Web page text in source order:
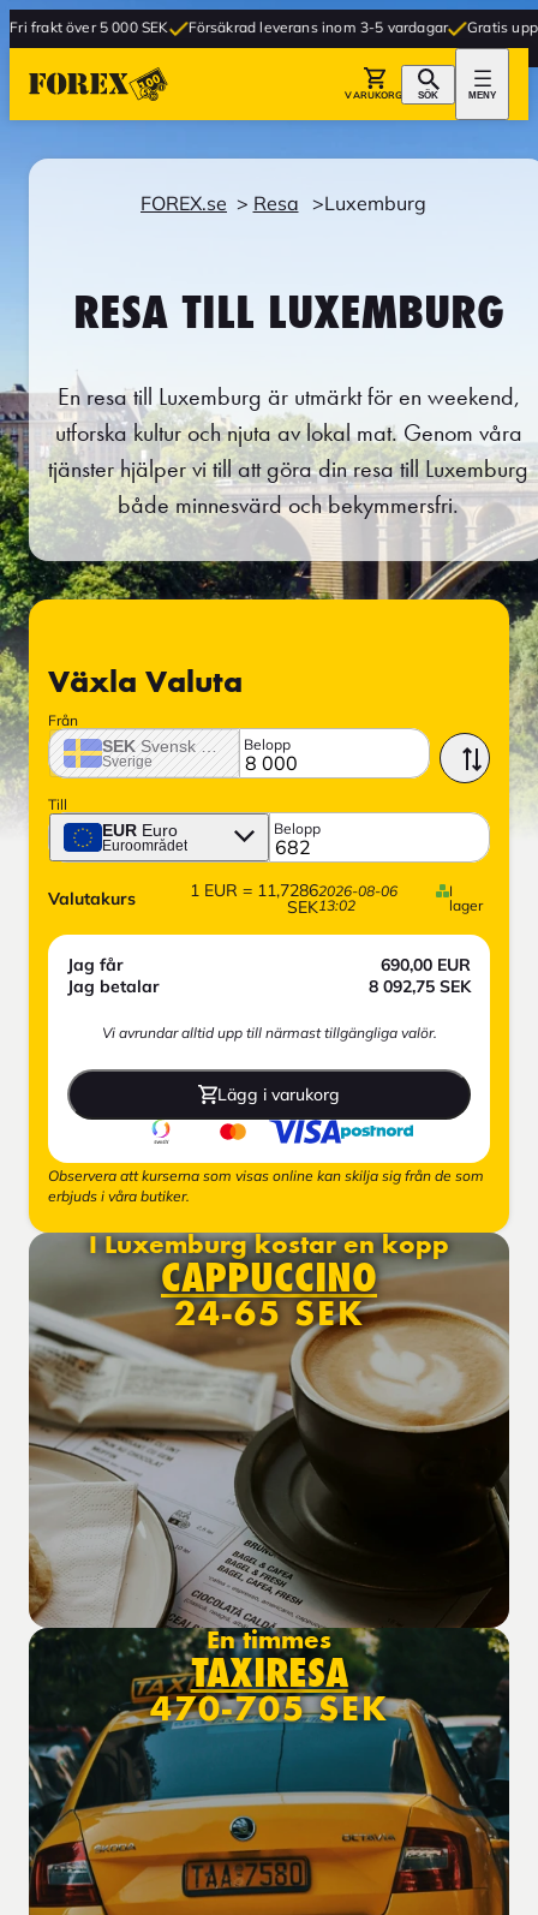
5 000 SEK Försäkrad leverans inom 3-5 vardagar Gratis upphämtning i
VARUKORG SÖK MENY
FOREX.se Resa Luxemburg
RESA TILL LUXEMBURG
En resa till Luxemburg är utmärkt för en weekend,
utforska kultur och njuta av lokal mat. Genom våra
tjänster hjälper vi till att göra din resa till Luxemburg
både minnesvärd och bekymmersfri.
Växla Valuta
Från
SEK Svensk krona
Sverige
Belopp
Till
EUR Euro
Euroområdet
Belopp
Valutakurs 1 EUR = 11,7286
SEK
2026-08-06
13:02
I
lager
Jag får 690,00 EUR
Jag betalar
8 092,75 SEK
Vi avrundar alltid upp till närmast tillgängliga valör.
Lägg i varukorg
Observera att kurserna som visas online kan skilja sig från de som
erbjuds i våra butiker.
I Luxemburg kostar en kopp
CAPPUCCINO
24-65 SEK
En timmes
TAXIRESA
470-705 SEK